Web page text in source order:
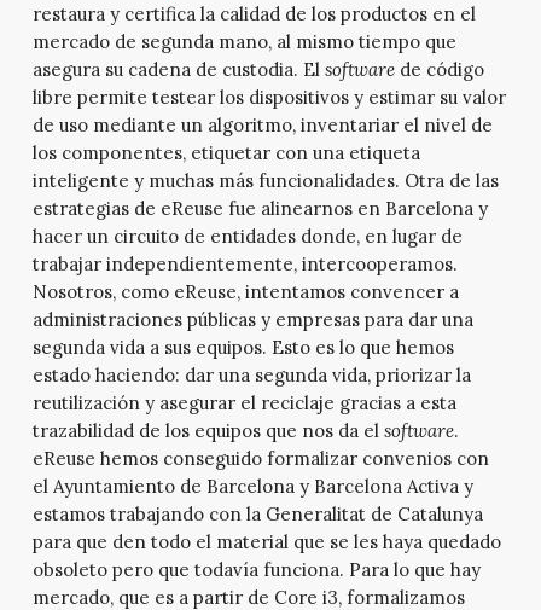
restaura y certifica la calidad de los productos en el
mercado de segunda mano, al mismo tiempo que
asegura su cadena de custodia. El softwarede código
libre permite testear los dispositivos y estimar su valor
de uso mediante un algoritmo, inventariar el nivel de
los componentes, etiquetar con una etiqueta
inteligente y muchas más funcionalidades. Otra de las
estrategias de eReuse fue alinearnos en Barcelona y
hacer un circuito de entidades donde, en lugar de
trabajar independientemente, intercooperamos.
Nosotros, como eReuse, intentamos convencer a
administraciones públicas y empresas para dar una
segunda vida a sus equipos. Esto es lo que hemos
estado haciendo: dar una segunda vida, priorizar la
reutilización y asegurar el reciclaje gracias a esta
trazabilidad de los equipos que nos da el software.
eReuse hemos conseguido formalizar convenios con
el Ayuntamiento de Barcelona y Barcelona Activa y
estamos trabajando con la Generalitat de Catalunya
para que den todo el material que se les haya quedado
obsoleto pero que todavía funciona. Para lo que hay
mercado, que es a partir de Core i3, formalizamos